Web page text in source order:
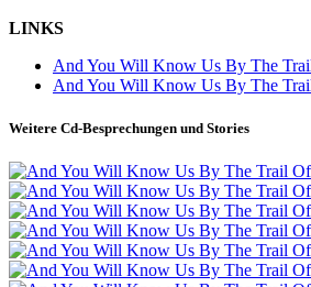
LINKS
And You Will Know Us By The
And You Will Know Us By The
Weitere Cd-Besprechungen und Stories